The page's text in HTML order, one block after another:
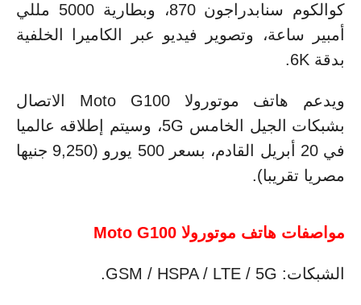
كوالكوم سنابدراجون 870، وبطارية 5000 مللي
أمبير ساعة، وتصوير فيديو عبر الكاميرا الخلفية
بدقة 6K.
ويدعم هاتف موتورولا Moto G100 الاتصال
بشبكات الجيل الخامس 5G، وسيتم إطلاقه عالميا
في 20 أبريل القادم، بسعر 500 يورو (9,250 جنيها
مصريا تقريبا).
مواصفات هاتف موتورولا Moto G100
الشبكات: GSM / HSPA / LTE / 5G.